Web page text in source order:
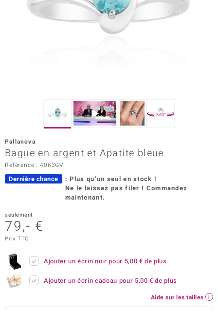
Collection
360°
Pallanova
Bague en argent et Apatite bleue
Référence : 4063GV
Dernière chance
: Plus qu’un seul en stock !
Ne le laissez pas filer ! Commandez
maintenant.
seulement
79,- €
Prix TTC
Ajouter un écrin noir pour 5,00 € de plus
Ajouter un écrin cadeau pour 5,00 € de plus
Aide sur les tailles